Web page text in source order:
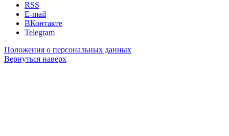
RSS
E-mail
ВКонтакте
Telegram
Положения о персональных данных
Вернуться наверх